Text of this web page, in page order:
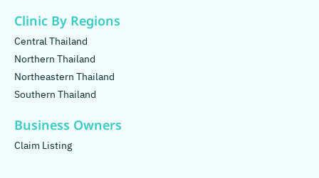
Clinic By Regions
Central Thailand
Northern Thailand
Northeastern Thailand
Southern Thailand
Business Owners
Claim Listing